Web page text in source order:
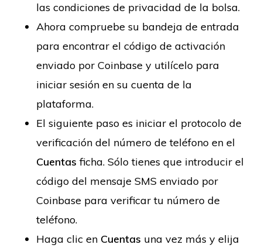
las condiciones de privacidad de la bolsa.
Ahora compruebe su bandeja de entrada
para encontrar el código de activación
enviado por Coinbase y utilícelo para
iniciar sesión en su cuenta de la
plataforma.
El siguiente paso es iniciar el protocolo de
verificación del número de teléfono en el
Cuentas ficha. Sólo tienes que introducir el
código del mensaje SMS enviado por
Coinbase para verificar tu número de
teléfono.
Haga clic en Cuentas una vez más y elija